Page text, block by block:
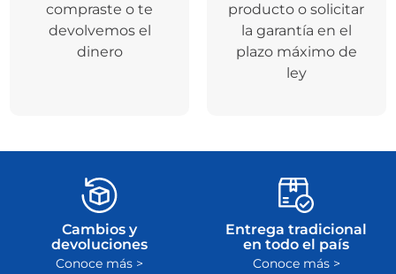
compraste o te
devolvemos el
dinero
producto o solicitar
la garantía en el
plazo máximo de
ley
Cambios y
devoluciones
Conoce más >
Entrega tradicional
en todo el país
Conoce más >